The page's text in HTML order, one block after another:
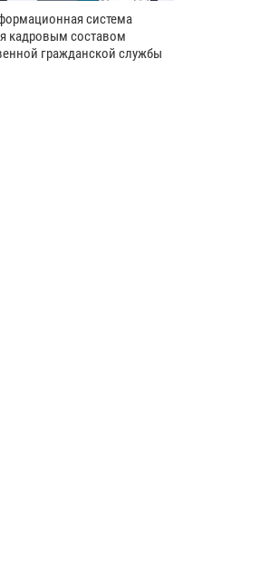
система
кадровым составом
гражданской службы